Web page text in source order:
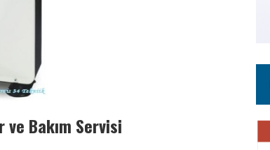
ve Bakım Servisi